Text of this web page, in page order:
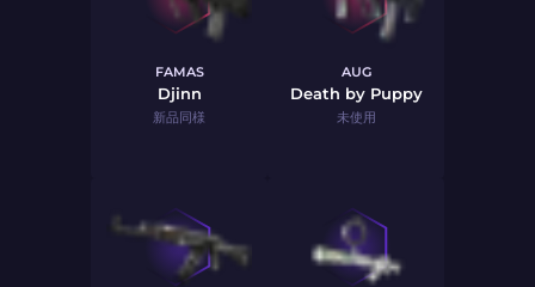
FAMAS
Djinn
新品同様
AUG
Death by Puppy
未使用